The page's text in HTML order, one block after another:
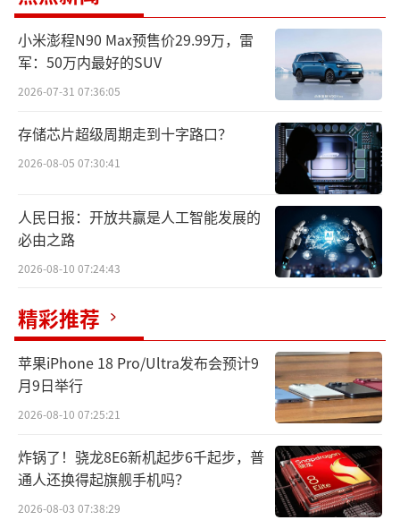
谷歌对此回应称，此次认定引发的监管措
施可能损害英国的创新力。谷歌认为，英国之
所以能比其他地区更早获得更新产品和服务，
是因为这里没有对流行的热门服务进行高成本
约束。英国应从其他地区的负面经验中吸取教
位。
小米澎程N90 Max预售价29.99万，雷
军：50万内最好的SUV
2026-07-31 07:36:05
存储芯片超级周期走到十字路口？
2026-08-05 07:30:41
人民日报：开放共赢是人工智能发展的
必由之路
2026-08-10 07:24:43
精彩推荐
苹果iPhone 18 Pro/Ultra发布会预计9
月9日举行
2026-08-10 07:25:21
炸锅了！骁龙8E6新机起步6千起步，普
通人还换得起旗舰手机吗？
2026-08-03 07:38:29